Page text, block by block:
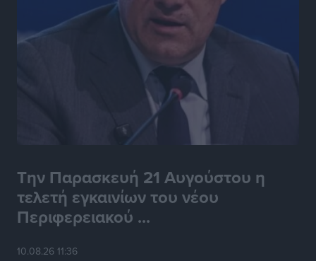
Την Παρασκευή 21 Αυγούστου η
τελετή εγκαινίων του νέου
Περιφερειακού ...
10.08.26 11:36